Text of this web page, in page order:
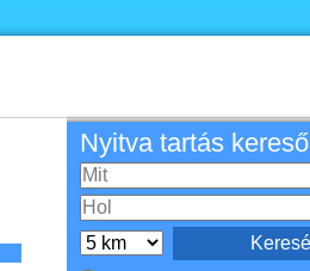
Nyitva tartás kereső